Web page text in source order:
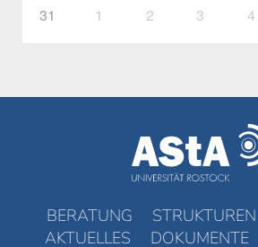
31 1 2 3 4
BERATUNG STRUKTUREN
AKTUELLES
DOKUMENTE